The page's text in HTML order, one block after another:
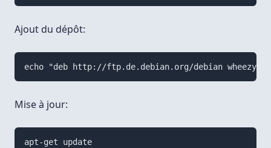
Ajout du dépôt:
Mise à jour:
apt-get update